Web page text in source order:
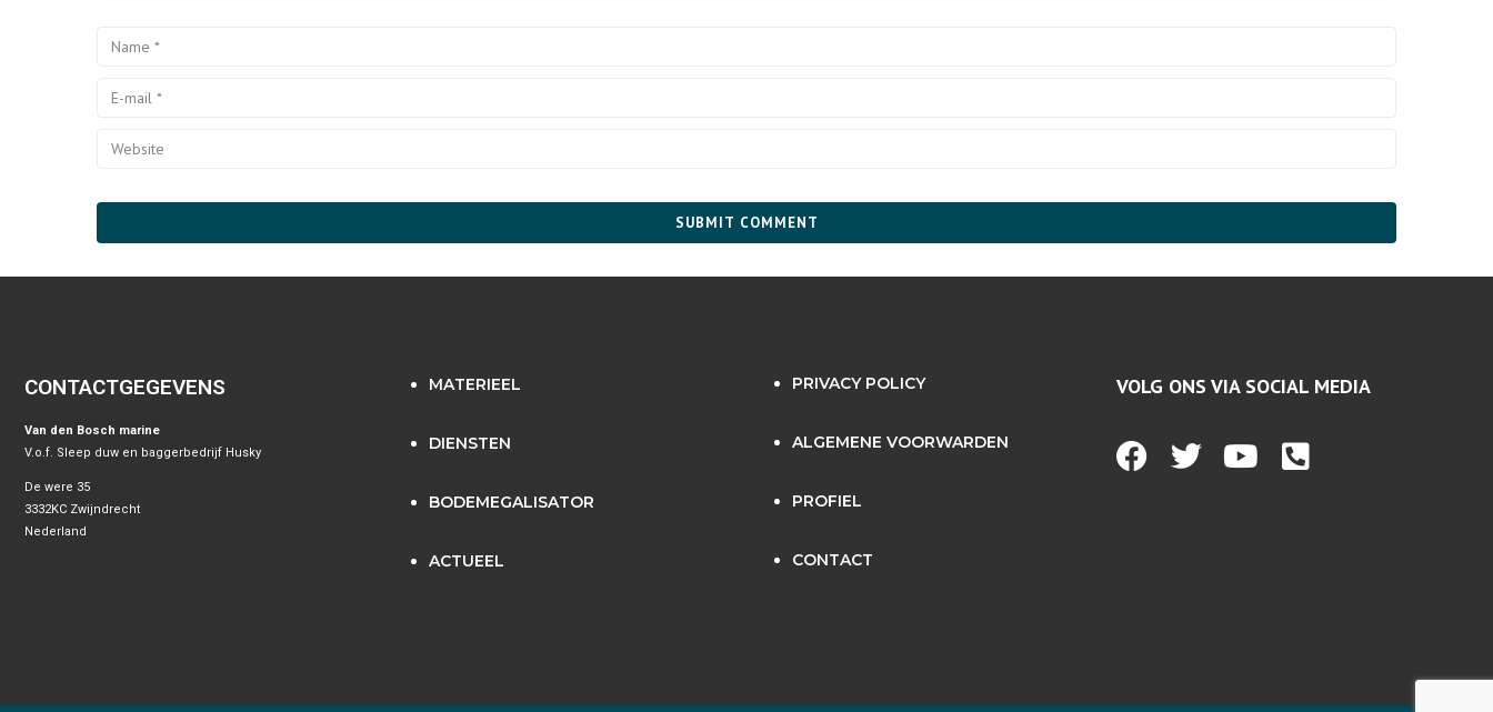
CONTACTGEGEVENS
Van den Bosch marine
V.o.f. Sleep duw en baggerbedrijf Husky
De were 35
3332KC Zwijndrecht
Nederland
MATERIEEL
DIENSTEN
BODEMEGALISATOR
ACTUEEL
PRIVACY POLICY
ALGEMENE VOORWARDEN
PROFIEL
CONTACT
VOLG ONS VIA SOCIAL MEDIA